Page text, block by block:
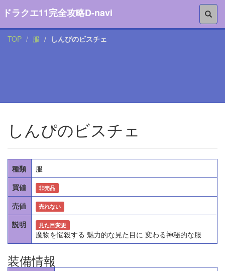
ドラクエ11完全攻略D-navi
TOP 服 しんぴのビスチェ
しんぴのビスチェ
種類
服
買値
非売品
売値 売れない
説明 見た目変更
魔物を悩殺する 魅力的な見た目に 変わる神秘的な服
装備情報